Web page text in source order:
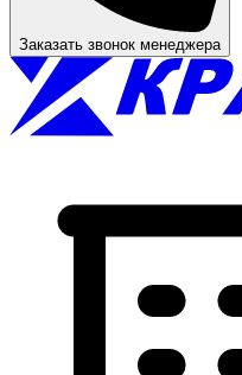
Заказать звонок менеджера